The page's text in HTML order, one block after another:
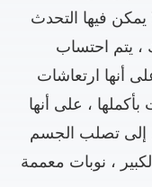
يمكن فيها التحدث
يتم احتساب
أنها ارتعاشات
، على أنها
إلى تصلب الجسم
، نوبات معممة